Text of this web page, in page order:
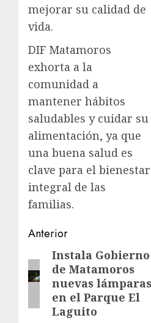
mejorar su calidad de
vida.
DIF Matamoros
exhorta a la
comunidad a
mantener hábitos
saludables y cuidar su
alimentación, ya que
una buena salud es
clave para el bienestar
integral de las
familias.
Post
navigation
Anterior
Entrada
anterior:
Instala Gobierno
de Matamoros
nuevas lámparas
en el Parque El
Laguito